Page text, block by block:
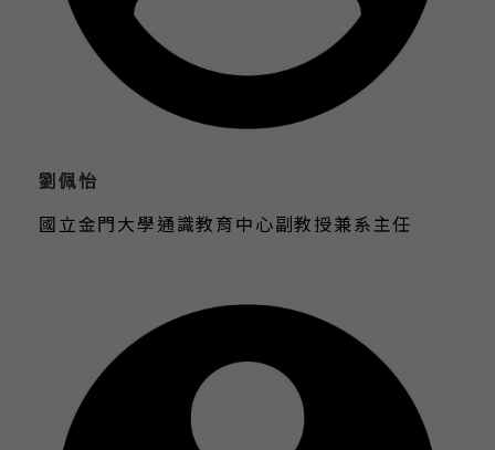
劉佩怡
國立金門大學通識教育中心副教授兼系主任